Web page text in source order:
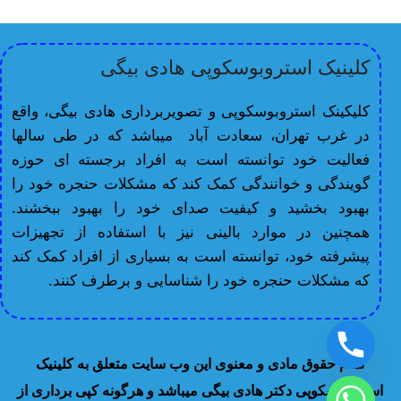
کلینیک استروبوسکوپی هادی بیگی
کلیکینک استروبوسکوپی و تصویربرداری هادی بیگی، واقع
در غرب تهران، سعادت آباد میباشد که در طی سالها
فعالیت خود توانسته است به افراد برجسته ای حوزه
گویندگی و خوانندگی کمک کند که مشکلات حنجره خود را
بهبود بخشید و کیفیت صدای خود را بهبود ببخشند.
همچنین در موارد بالینی نیز با استفاده از تجهیزات
پیشرفته خود، توانسته است به بسیاری از افراد کمک کند
که مشکلات حنجره خود را شناسایی و برطرف کنند.
تمام حقوق مادی و معنوی این وب سایت متعلق به کلینیک
استروبوسکوپی دکتر هادی بیگی میباشد و هرگونه کپی برداری از